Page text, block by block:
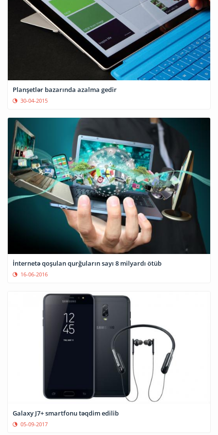
Planşetlər bazarında azalma gedir
30-04-2015
İnternetə qoşulan qurğuların sayı 8 milyardı ötüb
16-06-2016
Galaxy J7+ smartfonu təqdim edilib
05-09-2017